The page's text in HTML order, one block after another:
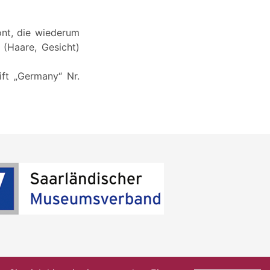
die wiederum
Gesicht)
„Germany“ Nr.